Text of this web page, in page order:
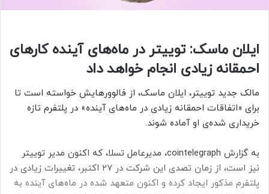
ایلان ماسک: توییتر در ماه‌های آینده کارهای
احمقانه زیادی انجام خواهد داد
مالک جدید توییتر، ایلان ماسک، از فالوورهایش خواسته است تا
برای «اتفاقات احمقانه زیادی در ماه‌های آینده» در پلتفرم تازه
خریداری شده‌ی او آماده شوند.
به گزارش cointelegraph، مدیرعامل تسلا، که اکنون مدیر توییتر
نیز است، از زمان تصدی این شرکت در ۲۷ اکتبر، تغییرات زیادی در
پلتفرم مذکور ایجاد کرده و اکنون متعهد شده در ماه‌های آینده به